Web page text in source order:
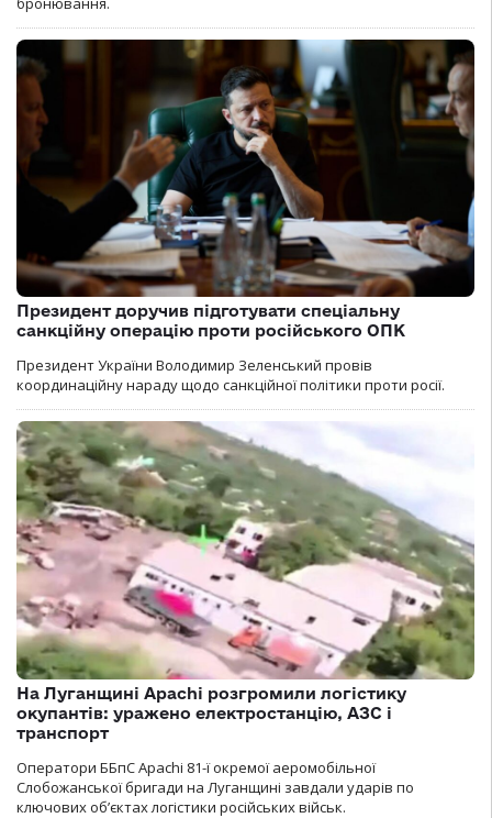
Президент доручив підготувати спеціальну
санкційну операцію проти російського ОПК
Президент України Володимир Зеленський провів
координаційну нараду щодо санкційної політики проти росії.
На Луганщині Apachi розгромили логістику
окупантів: уражено електростанцію, АЗС і
транспорт
Оператори ББпС Apachi 81-ї окремої аеромобільної
Слобожанської бригади на Луганщині завдали ударів по
ключових об’єктах логістики російських військ.